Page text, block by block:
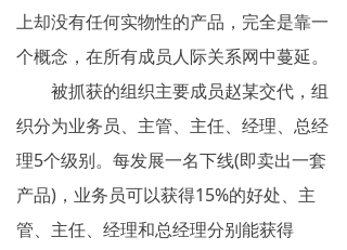
上却没有任何实物性的产品，完全是靠一
个概念，在所有成员人际关系网中蔓延。
被抓获的组织主要成员赵某交代，组
织分为业务员、主管、主任、经理、总经
理5个级别。每发展一名下线(即卖出一套
产品)，业务员可以获得15%的好处、主
管、主任、经理和总经理分别能获得